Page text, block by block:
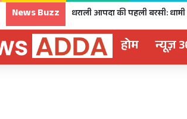
News Buzz
होम न्यूज़